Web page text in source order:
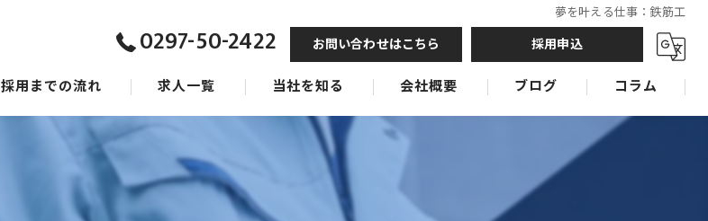
夢を叶える仕事：鉄筋工
0297-50-2422 お問い合わせはこちら 採用申込
採用までの流れ 求人一覧 当社を知る
東京の鉄筋工
茨城の鉄筋工
会社概要 ブログ コラム